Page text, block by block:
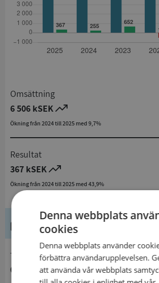
Omsättning
6 506 kSEK
Ökning från 2024 till 2025 med 9,7%
Resultat
367 kSEK
Ökning från 2024 till 2025 med 43,9%
Kontaktuppgifter
048117995
Denna webbplats
cookies
Denna webbplats använder
förbättra användarupplevelsen.
att använda vår webbplats